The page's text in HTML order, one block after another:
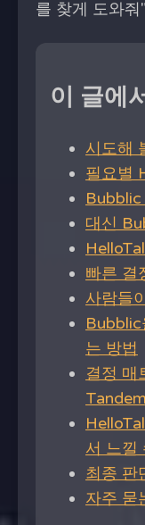
를 찾게 도와
이 글에
시도해
필요별
대신
빠른 결
사람들
Bubblic
는 방법
결정 매
Tandem
서 느낄
최종 판
자주 묻